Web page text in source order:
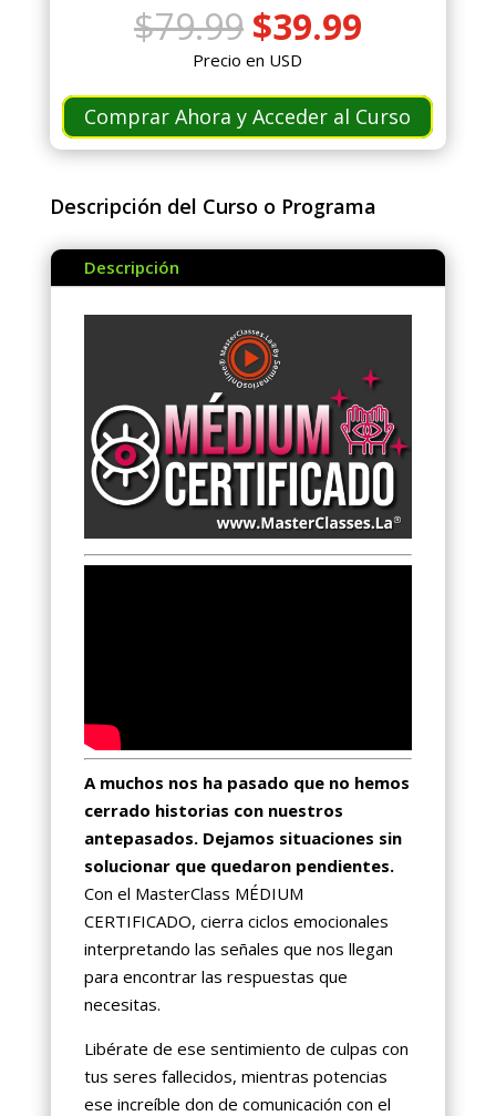
$79.99 El
precio
original
era:
$79.99.
$39.99El
es:
$39.99.
Precio en USD
Comprar Ahora y Acceder al Curso
Descripción del Curso o Programa
Descripción
A muchos nos ha pasado que no hemos
cerrado historias con nuestros
antepasados. Dejamos situaciones sin
solucionar que quedaron pendientes.
Con el MasterClass MÉDIUM
CERTIFICADO, cierra ciclos emocionales
interpretando las señales que nos llegan
para encontrar las respuestas que
necesitas.
Libérate de ese sentimiento de culpas con
tus seres fallecidos, mientras potencias
ese increíble don de comunicación con el